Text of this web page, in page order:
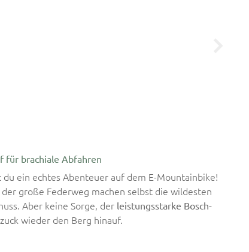
für brachiale Abfahren
du ein echtes Abenteuer auf dem E-Mountainbike!
große Federweg machen selbst die wildesten
Aber keine Sorge, der leistungsstarke Bosch-
wieder den Berg hinauf.